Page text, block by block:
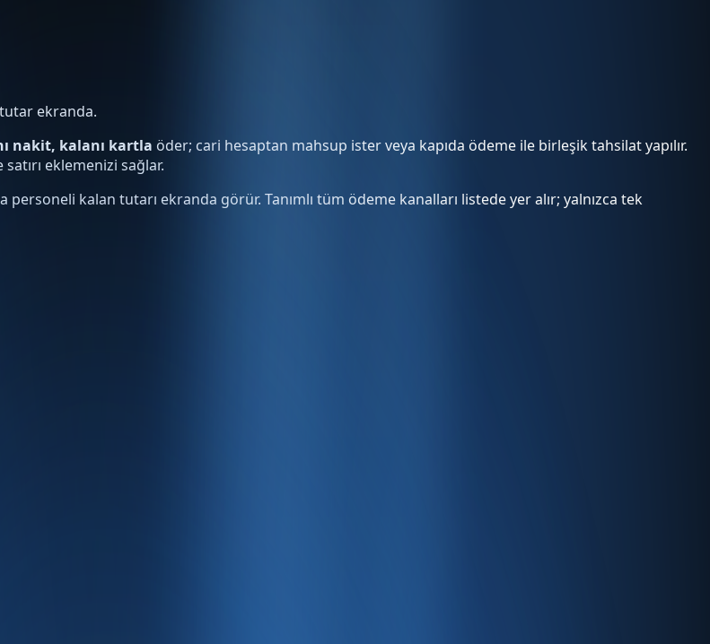
ekranda.
nakit, kalanı kartla öder; cari hesaptan mahsup ister veya kapıda ödeme ile birleşik tahsilat yapılır.
eklemenizi sağlar.
kalan tutarı ekranda görür. Tanımlı tüm ödeme kanalları listede yer alır; yalnızca tek